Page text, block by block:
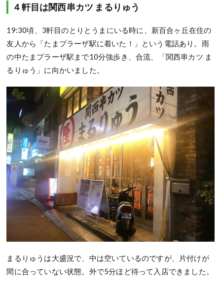
４軒目は関西串カツ まるりゅう
19:30頃、3軒目のとりとうまにいる時に、新百合ヶ丘在住の
友人から「たまプラーザ駅に着いた！」という電話あり。雨
の中たまプラーザ駅まで10分強歩き、合流、「関西串カツ ま
るりゅう」に向かいました。
まるりゅうは大盛況で、中は空いているのですが、片付けが
間に合っていない状態。外で5分ほど待って入店できました。